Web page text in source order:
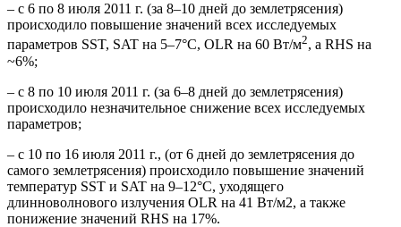
– с 6 по 8 июля 2011 г. (за 8–10 дней до землетрясения)
происходило повышение значений всех исследуемых
параметров SST, SAT на 5–7°C, OLR на 60 Вт/м2, а RHS на
~6%;
– с 8 по 10 июля 2011 г. (за 6–8 дней до землетрясения)
происходило незначительное снижение всех исследуемых
параметров;
– с 10 по 16 июля 2011 г., (от 6 дней до землетрясения до
самого землетрясения) происходило повышение значений
температур SST и SAT на 9–12°C, уходящего
длинноволнового излучения OLR на 41 Вт/м2, а также
понижение значений RHS на 17%.